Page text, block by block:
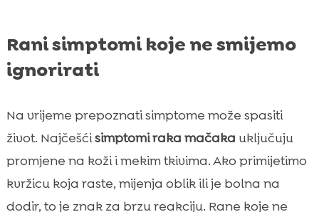
Rani simptomi koje ne smijemo
ignorirati
Na vrijeme prepoznati simptome može spasiti
život. Najčešćisimptomi raka mačaka uključuju
promjene na koži i mekim tkivima. Ako primijetimo
kvržicu koja raste, mijenja oblik ili je bolna na
dodir, to je znak za brzu reakciju. Rane koje ne